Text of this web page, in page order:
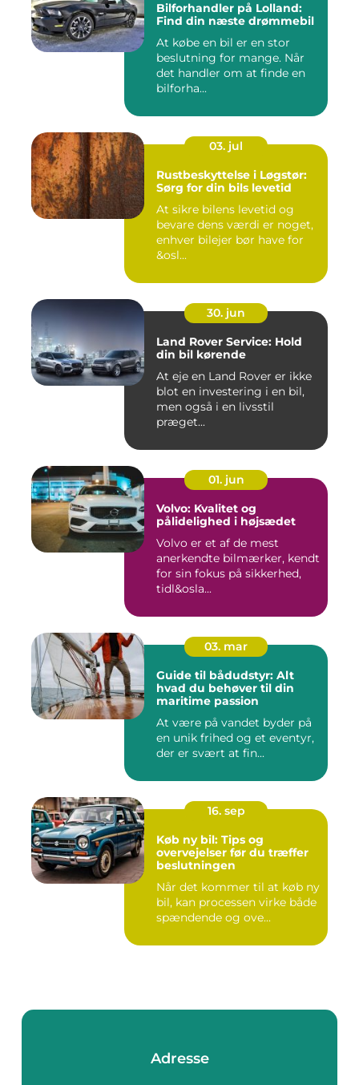
Bilforhandler på Lolland:
Find din næste drømmebil
At købe en bil er en stor
beslutning for mange. Når
det handler om at finde en
bilforha...
03. jul
Rustbeskyttelse i Løgstør:
Sørg for din bils levetid
At sikre bilens levetid og
bevare dens værdi er noget,
enhver bilejer bør have for
&osl...
30. jun
Land Rover Service: Hold
din bil kørende
At eje en Land Rover er ikke
blot en investering i en bil,
men også i en livsstil
præget...
01. jun
Volvo: Kvalitet og
pålidelighed i højsædet
Volvo er et af de mest
anerkendte bilmærker, kendt
for sin fokus på sikkerhed,
tidl&osla...
03. mar
Guide til bådudstyr: Alt
hvad du behøver til din
maritime passion
At være på vandet byder på
en unik frihed og et eventyr,
der er svært at fin...
16. sep
Køb ny bil: Tips og
overvejelser før du træffer
beslutningen
Når det kommer til at køb ny
bil, kan processen virke både
spændende og ove...
Adresse